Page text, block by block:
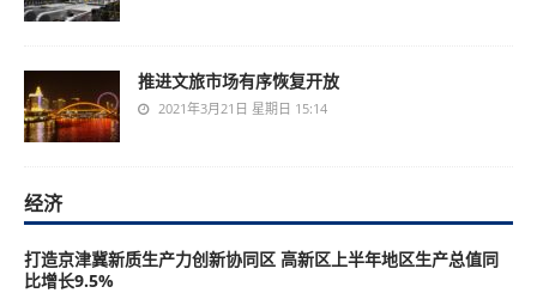
推进文旅市场有序恢复开放
2021年3月21日 星期日 15:14
经济
打造京津冀新质生产力创新协同区 高新区上半年地区生产总值同
比增长9.5%